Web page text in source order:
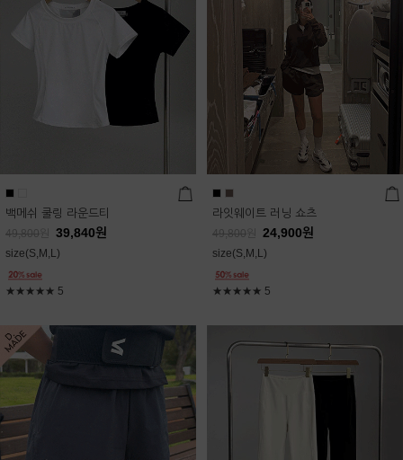
백메쉬 쿨링 라운드티
49,800 39,840원
size(S,M,L)
★★★★★ 5
라잇웨이트 러닝 쇼츠
49,800 24,900원
size(S,M,L)
★★★★★ 5